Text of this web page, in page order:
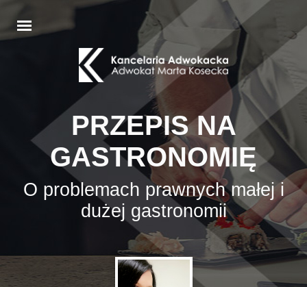
PRZEPIS NA
GASTRONOMIĘ
O problemach prawnych małej i
dużej gastronomii